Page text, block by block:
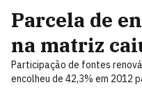
Parcela de
na matriz
Participação de fontes
encolheu de 42,3% em 2012